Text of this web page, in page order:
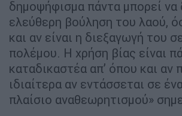
δημοψήφισμα πάντα μπορεί να
ελεύθερη βούληση του λαού,
και αν είναι η διεξαγωγή του
πολέμου. Η χρήση βίας είναι
καταδικαστέα απ’ όπου και αν
ιδιαίτερα αν εντάσσεται σε
πλαίσιο αναθεωρητισμού»